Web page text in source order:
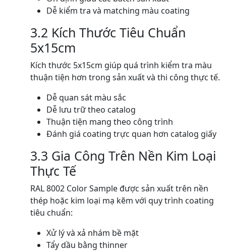
Dễ kiểm tra và matching màu coating
3.2 Kích Thước Tiêu Chuẩn
5x15cm
Kích thước 5x15cm giúp quá trình kiểm tra màu
thuận tiện hơn trong sản xuất và thi công thực tế.
Dễ quan sát màu sắc
Dễ lưu trữ theo catalog
Thuận tiện mang theo công trình
Đánh giá coating trực quan hơn catalog giấy
3.3 Gia Công Trên Nền Kim Loại
Thực Tế
RAL 8002 Color Sample được sản xuất trên nền
thép hoặc kim loại mạ kẽm với quy trình coating
tiêu chuẩn:
Xử lý và xả nhám bề mặt
Tẩy dầu bằng thinner